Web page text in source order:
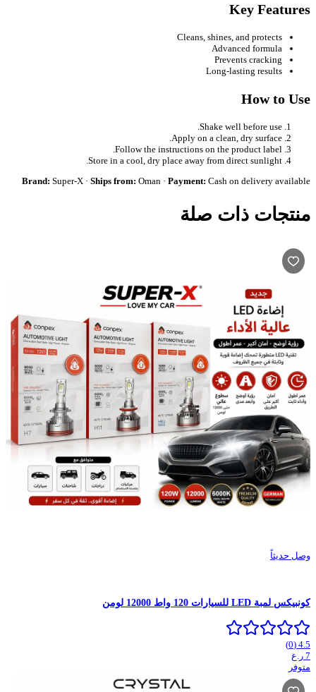
Key Features
Cleans, shines, and protects
Advanced formula
Prevents cracking
Long-lasting results
How to Use
Shake well before use.
Apply on a clean, dry surface.
Follow the instructions on the product label.
Store in a cool, dry place away from direct sunlight.
Brand: Super-X · Ships from: Oman · Payment: Cash on delivery available
منتجات ذات صلة
وصل حديثاً
كونبيكس لمبة LED للسيارات 120 واط 12000 لومن
4.5
(
0
)
7 ر.ع
متوفر